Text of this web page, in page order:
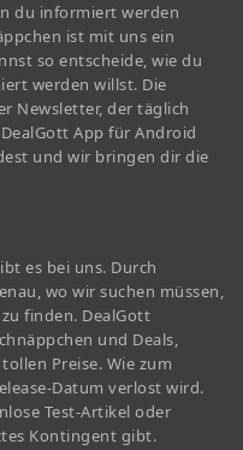
du informiert werden
ist mit uns ein
so entscheide, wie du
werden willst. Die
Newsletter, der täglich
App für Android
und wir bringen dir die
es bei uns. Durch
wo wir suchen müssen,
finden. DealGott
und Deals,
Preise. Wie zum
Datum verlost wird.
Test-Artikel oder
Kontingent gibt.